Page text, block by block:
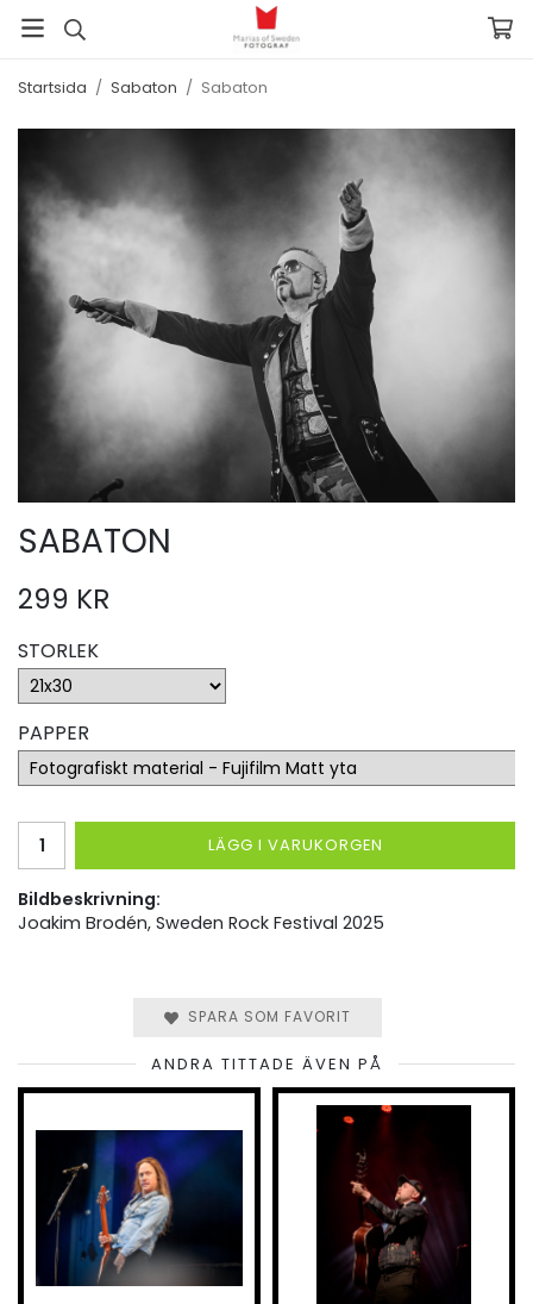
Startsida / Sabaton / Sabaton
SABATON
299 KR
STORLEK
PAPPER
LÄGG I VARUKORGEN
Bildbeskrivning:
Joakim Brodén, Sweden Rock Festival 2025
SPARA SOM FAVORIT
ANDRA TITTADE ÄVEN PÅ